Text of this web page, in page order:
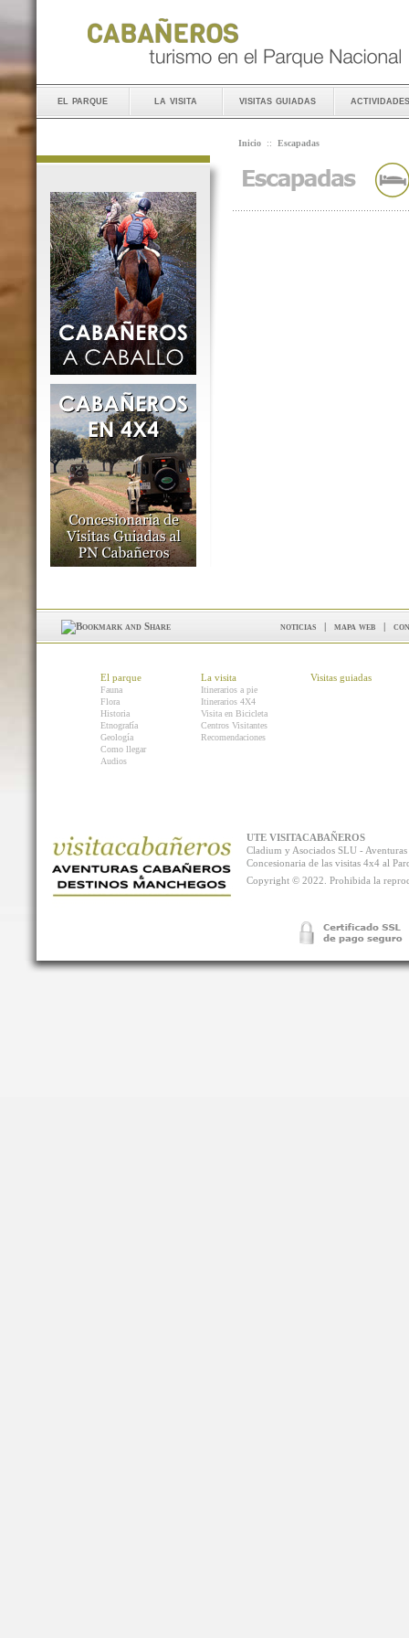
el parque la visita visitas guiadas actividades
Inicio :: Escapadas
noticias | mapa web |
El parque
Fauna
Flora
Historia
Etnografía
Geología
Como llegar
Audios
La visita
Itinerarios a pie
Itinerarios 4X4
Visita en Bicicleta
Centros Visitantes
Recomendaciones
Visitas guiadas
UTE VISITACABAÑEROS
Cladium y Asociados SLU -
Concesionaria de las visitas 4x4 al
Copyright © 2022. Prohibida la